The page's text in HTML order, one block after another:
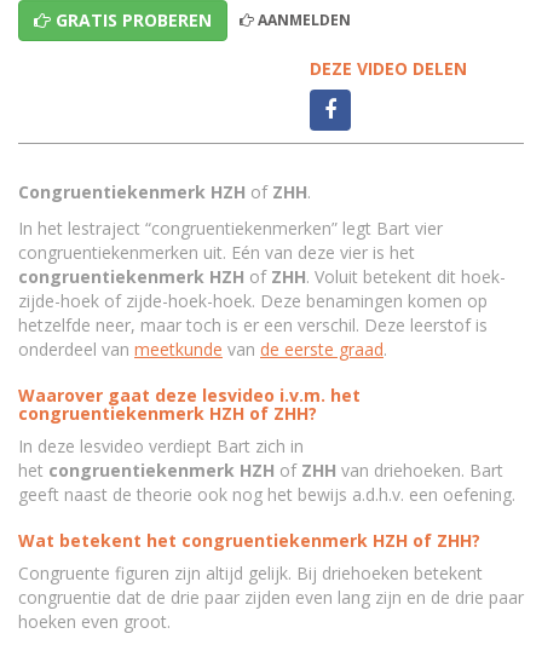
GRATIS PROBEREN AANMELDEN
DEZE VIDEO DELEN
Congruentiekenmerk HZH of ZHH.
In het lestraject “congruentiekenmerken” legt Bart vier
congruentiekenmerken uit. Eén van deze vier is het
congruentiekenmerk HZH of ZHH. Voluit betekent dit hoek-
zijde-hoek of zijde-hoek-hoek. Deze benamingen komen op
hetzelfde neer, maar toch is er een verschil. Deze leerstof is
onderdeel van meetkunde van de eerste graad.
Waarover gaat deze lesvideo i.v.m. het
congruentiekenmerk HZH of ZHH?
In deze lesvideo verdiept Bart zich in
het congruentiekenmerk HZH of ZHH van driehoeken. Bart
geeft naast de theorie ook nog het bewijs a.d.h.v. een oefening.
Wat betekent het congruentiekenmerk HZH of ZHH?
Congruente figuren zijn altijd gelijk. Bij driehoeken betekent
congruentie dat de drie paar zijden even lang zijn en de drie paar
hoeken even groot.